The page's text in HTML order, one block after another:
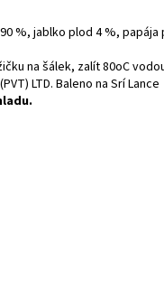
%, jablko plod 4 %,
na šálek, zalít 80oC
LTD. Baleno na Srí Lance